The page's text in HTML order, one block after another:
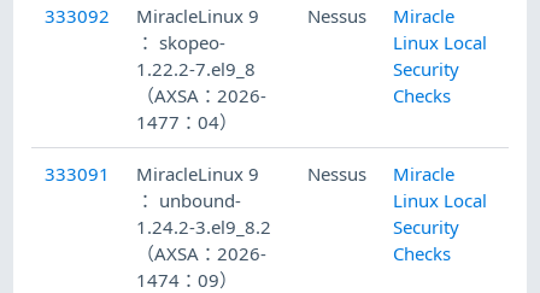
333092
MiracleLinux 9
： skopeo-
1.22.2-7.el9_8
（AXSA：2026-
1477：04）
Nessus
Miracle
Linux Local
Security
Checks
333091
MiracleLinux 9
： unbound-
1.24.2-3.el9_8.2
（AXSA：2026-
1474：09）
Nessus
Miracle
Linux Local
Security
Checks